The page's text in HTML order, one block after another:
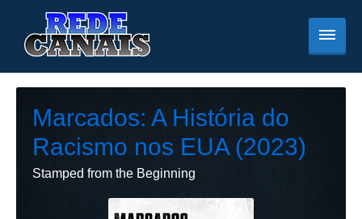
Marcados: A História do
Racismo nos EUA (2023)
Stamped from the Beginning